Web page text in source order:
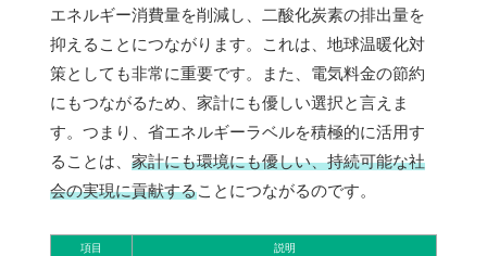
エネルギー消費量を削減し、二酸化炭素の排出量を
抑えることにつながります。これは、地球温暖化対
策としても非常に重要です。また、電気料金の節約
にもつながるため、家計にも優しい選択と言えま
す。つまり、省エネルギーラベルを積極的に活用す
ることは、 家計にも環境にも優しい、持続可能な社
会の実現に貢献することにつながるのです。
項目 説明